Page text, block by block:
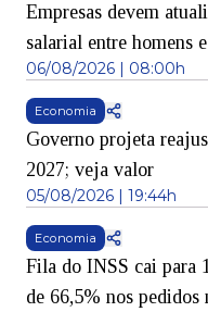
Empresas devem
salarial entre homens
06/08/2026 | 08:00h
Economia
Governo projeta
2027; veja valor
05/08/2026 | 19:44h
Economia
Fila do INSS cai para
de 66,5% nos pedidos